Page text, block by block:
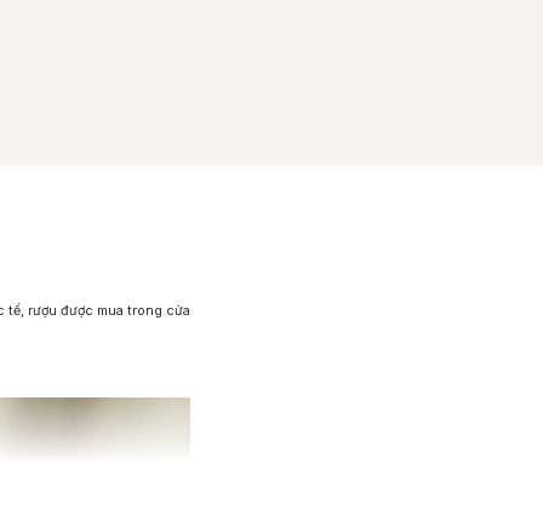
rượu được mua trong cửa